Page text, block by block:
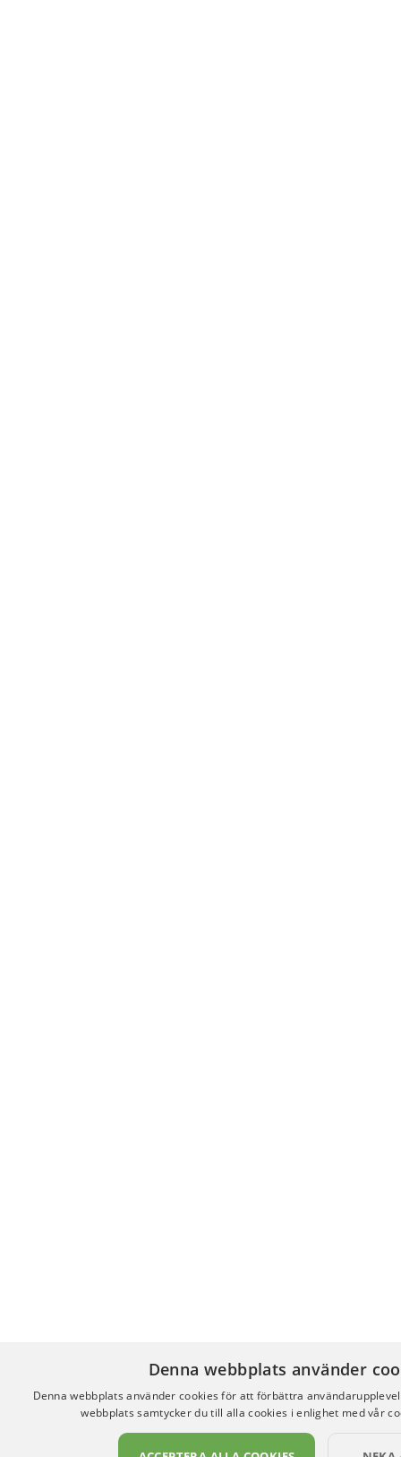
Denna webbplats använder
Denna webbplats använder cookies för att förbättra
webbplats samtycker du till alla cookies i enlighet med vår